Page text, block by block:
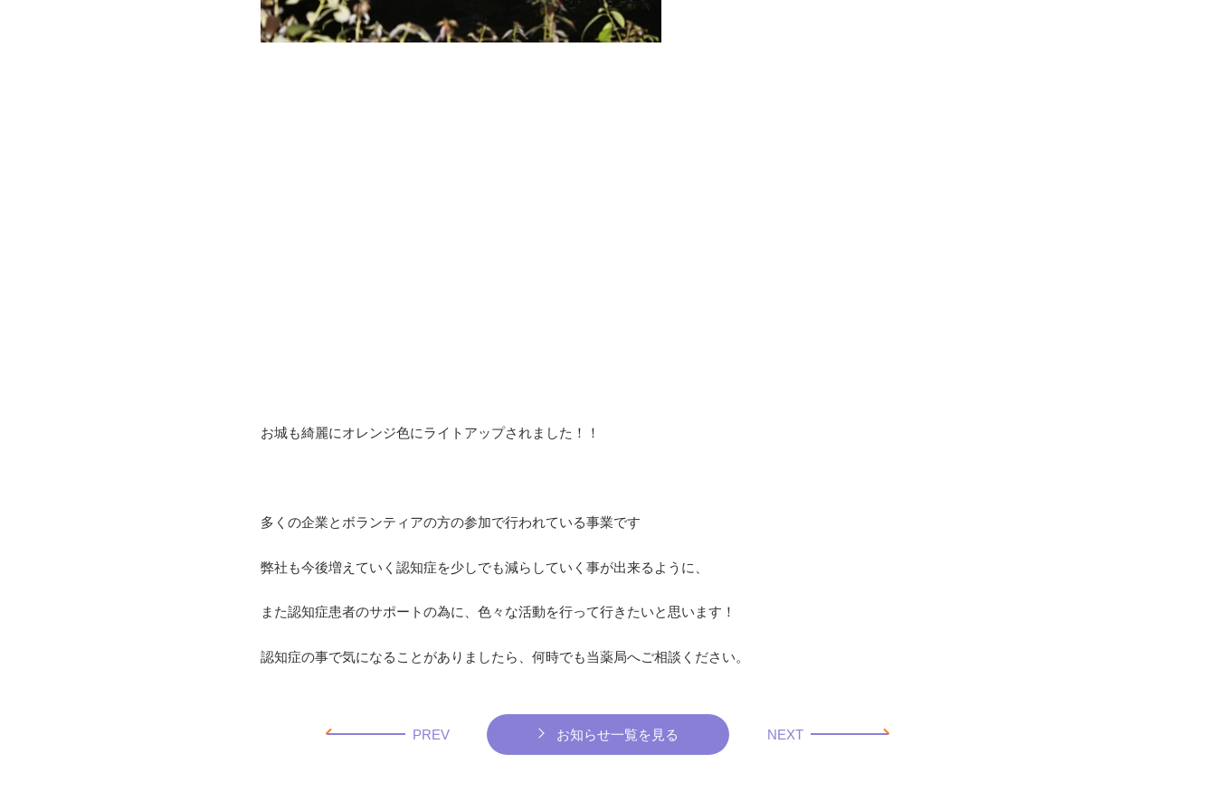
お城も綺麗にオレンジ色にライトアップされました！！
多くの企業とボランティアの方の参加で行われている事業です
弊社も今後増えていく認知症を少しでも減らしていく事が出来るように、
また認知症患者のサポートの為に、色々な活動を行って行きたいと思います！
認知症の事で気になることがありましたら、何時でも当薬局へご相談ください。
PREV お知らせ一覧を見る NEXT